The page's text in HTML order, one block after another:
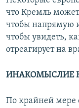
что Кремль может
чтобы напрямую
чтобы увидеть,
отреагирует на
ИНАКОМЫСЛИЕ
По крайней мере